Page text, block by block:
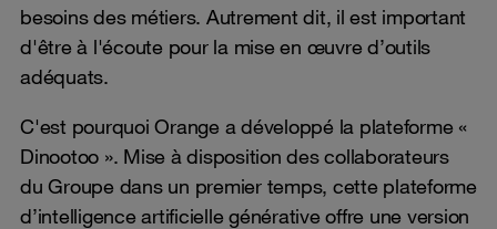
besoins des métiers. Autrement dit, il est important
d'être à l'écoute pour la mise en œuvre d’outils
adéquats.
C'est pourquoi Orange a développé la plateforme «
Dinootoo ». Mise à disposition des collaborateurs
du Groupe dans un premier temps, cette plateforme
d’intelligence artificielle générative offre une version